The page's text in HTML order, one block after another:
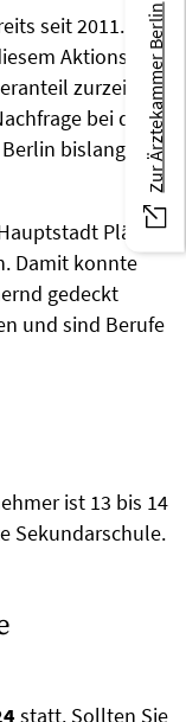
seit 2011.
Aktionstag
zurzeit
bei den
bislang
Plätze
Damit konnte
gedeckt
und sind Berufe
ist 13 bis 14
Sekundarschule.
statt. Sollten Sie
Zur Ärztekammer Berlin